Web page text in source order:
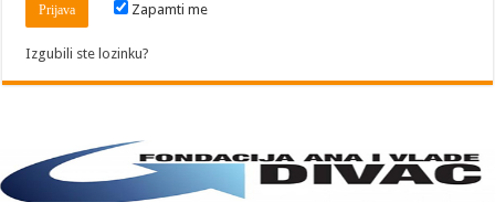
Zapamti me
Izgubili ste lozinku?